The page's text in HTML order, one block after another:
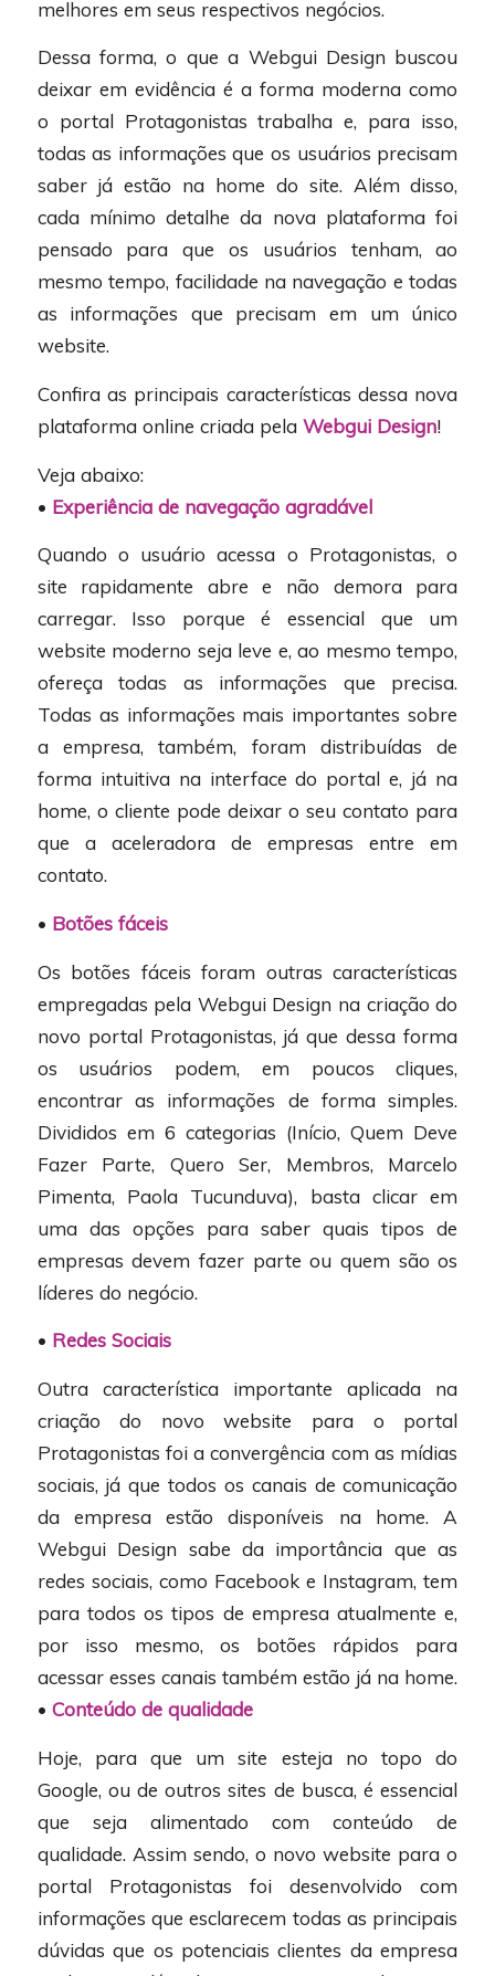
melhores em seus respectivos negócios.
Dessa forma, o que a Webgui Design buscou
deixar em evidência é a forma moderna como
o portal Protagonistas trabalha e, para isso,
todas as informações que os usuários precisam
saber já estão na home do site. Além disso,
cada mínimo detalhe da nova plataforma foi
pensado para que os usuários tenham, ao
mesmo tempo, facilidade na navegação e todas
as informações que precisam em um único
website.
Confira as principais características dessa nova
plataforma online criada pela Webgui Design!
Veja abaixo:
• Experiência de navegação agradável
Quando o usuário acessa o Protagonistas, o
site rapidamente abre e não demora para
carregar. Isso porque é essencial que um
website moderno seja leve e, ao mesmo tempo,
ofereça todas as informações que precisa.
Todas as informações mais importantes sobre
a empresa, também, foram distribuídas de
forma intuitiva na interface do portal e, já na
home, o cliente pode deixar o seu contato para
que a aceleradora de empresas entre em
contato.
• Botões fáceis
Os botões fáceis foram outras características
empregadas pela Webgui Design na criação do
novo portal Protagonistas, já que dessa forma
os usuários podem, em poucos cliques,
encontrar as informações de forma simples.
Divididos em 6 categorias (Início, Quem Deve
Fazer Parte, Quero Ser, Membros, Marcelo
Pimenta, Paola Tucunduva), basta clicar em
uma das opções para saber quais tipos de
empresas devem fazer parte ou quem são os
líderes do negócio.
• Redes Sociais
Outra característica importante aplicada na
criação do novo website para o portal
Protagonistas foi a convergência com as mídias
sociais, já que todos os canais de comunicação
da empresa estão disponíveis na home. A
Webgui Design sabe da importância que as
redes sociais, como Facebook e Instagram, tem
para todos os tipos de empresa atualmente e,
por isso mesmo, os botões rápidos para
acessar esses canais também estão já na home.
• Conteúdo de qualidade
Hoje, para que um site esteja no topo do
Google, ou de outros sites de busca, é essencial
que seja alimentado com conteúdo de
qualidade. Assim sendo, o novo website para o
portal Protagonistas foi desenvolvido com
informações que esclarecem todas as principais
dúvidas que os potenciais clientes da empresa